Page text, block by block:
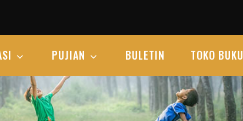
PUJIAN BULETIN TOKO BUKU